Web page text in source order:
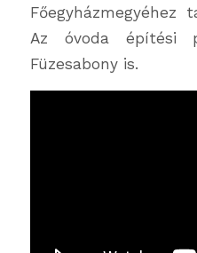
Főegyházmegyéhez
Az óvoda építési
Füzesabony is.